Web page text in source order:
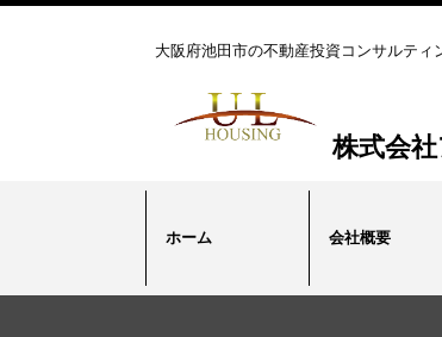
大阪府池田市の不動産投資コンサルティ
株式会
ホーム 会社概要